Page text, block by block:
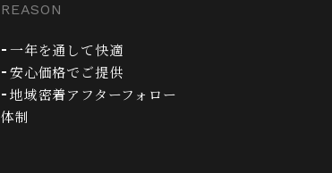
REASON
一年を通して快適
安心価格でご提供
地域密着アフターフォロー
体制